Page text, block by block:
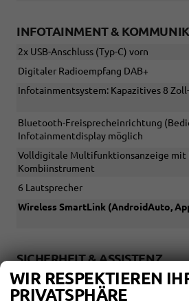
INFOTAINMENT &
2x USB-Anschluss (Typ-C) vorn
Digitaler Radioempfang DAB+
Infotainmentsystem: Kapazitives 8
Bluetooth-Freisprecheinrichtung
Infotainmentdisplay möglich
Volldigitale Multifunktionsanzeige mit
Kombiinstrument
6 Lautsprecher
Wireless SmartLink (AndroidAuto,
SICHERHEIT & ASSISTENZ
Fahrer- und abschaltbarer
Kopfairbags
WIR RESPEKTIEREN
PRIVATSPHÄRE